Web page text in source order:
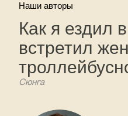
Наши авторы
Как я ездил
встретил
Сюнга